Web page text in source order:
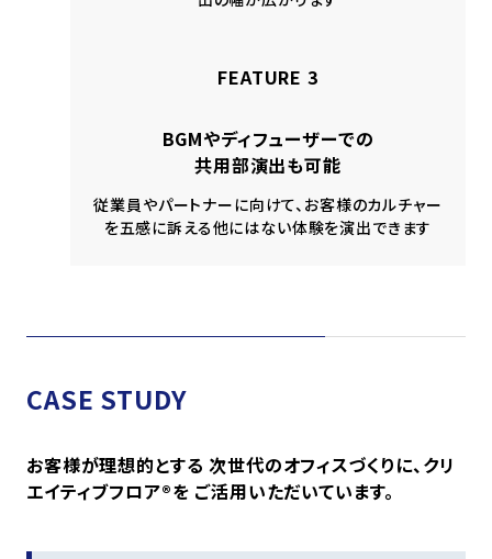
FEATURE 3
BGMやディフューザーでの
共用部演出も可能
従業員やパートナーに向けて、お客様のカルチャー
を五感に訴える他にはない体験を演出できます
CASE STUDY
お客様が理想的とする 次世代のオフィスづくりに、クリ
エイティブフロア®を ご活用いただいています。